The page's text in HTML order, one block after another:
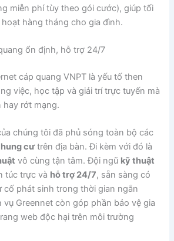
miễn phí tùy theo gói cước), giúp tối
hàng tháng cho gia đình.
ổn định, hỗ trợ 24/7
cáp quang VNPT là yếu tố then
việc, học tập và giải trí trực tuyến mà
hay rớt mạng.
chúng tôi đã phủ sóng toàn bộ các
cưtrên địa bàn. Đi kèm với đó là
vô cùng tận tâm. Đội ngũ kỹ thuật
túc trực và hỗ trợ 24/7, sẵn sàng có
cố phát sinh trong thời gian ngắn
vụ Greennet còn góp phần bảo vệ gia
web độc hại trên môi trường